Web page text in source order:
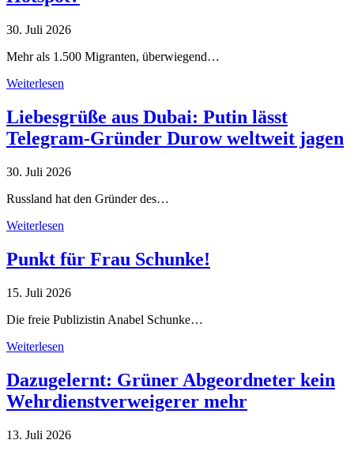
30. Juli 2026
Mehr als 1.500 Migranten, überwiegend…
Weiterlesen
Liebesgrüße aus Dubai: Putin lässt
Telegram-Gründer Durow weltweit jagen
30. Juli 2026
Russland hat den Gründer des…
Weiterlesen
Punkt für Frau Schunke!
15. Juli 2026
Die freie Publizistin Anabel Schunke…
Weiterlesen
Dazugelernt: Grüner Abgeordneter kein
Wehrdienstverweigerer mehr
13. Juli 2026